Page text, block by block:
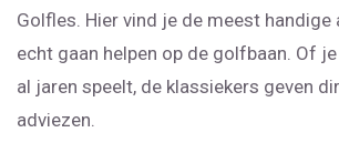
Golfles. Hier vind je de meest handige
echt gaan helpen op de golfbaan. Of
al jaren speelt, de klassiekers geven
adviezen.